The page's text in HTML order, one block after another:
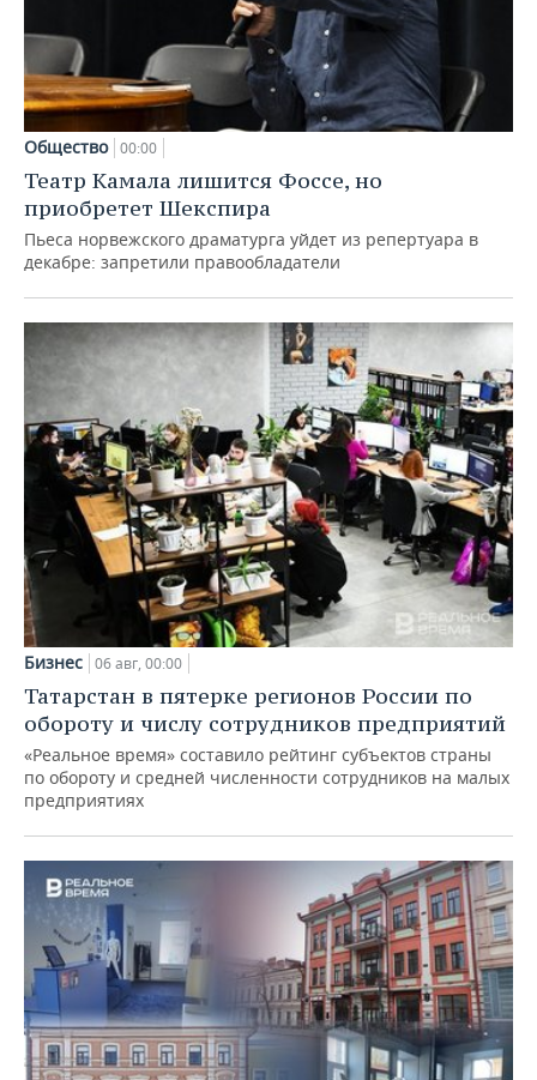
Общество 00:00
Театр Камала лишится Фоссе, но
приобретет Шекспира
Пьеса норвежского драматурга уйдет из репертуара в
декабре: запретили правообладатели
Бизнес 06 авг, 00:00
Татарстан в пятерке регионов России по
обороту и числу сотрудников предприятий
«Реальное время» составило рейтинг субъектов страны
по обороту и средней численности сотрудников на малых
предприятиях